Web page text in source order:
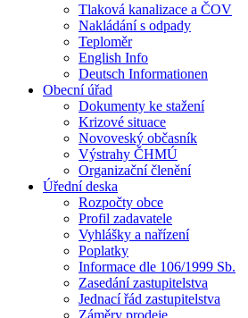
Tlaková kanalizace a ČOV
Nakládání s odpady
Teploměr
English Info
Deutsch Informationen
Obecní úřad
Dokumenty ke stažení
Krizové situace
Novoveský občasník
Výstrahy ČHMÚ
Organizační členění
Úřední deska
Rozpočty obce
Profil zadavatele
Vyhlášky a nařízení
Poplatky
Informace dle 106/1999 Sb.
Zasedání zastupitelstva
Jednací řád zastupitelstva
Záměry prodeje